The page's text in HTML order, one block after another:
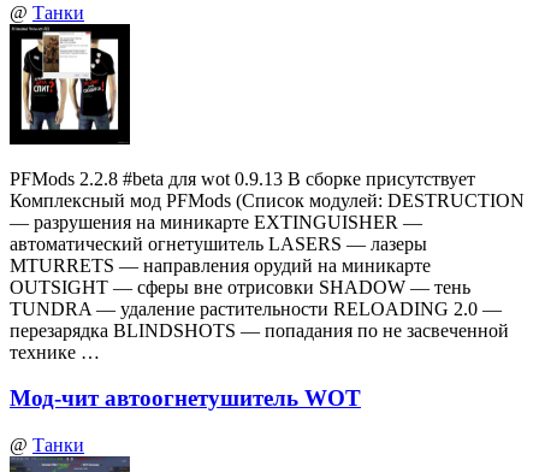
@ Танки
PFMods 2.2.8 #beta для wot 0.9.13 В сборке присутствует
Комплексный мод PFMods (Список модулей: DESTRUCTION
— разрушения на миникарте EXTINGUISHER —
автоматический огнетушитель LASERS — лазеры
MTURRETS — направления орудий на миникарте
OUTSIGHT — сферы вне отрисовки SHADOW — тень
TUNDRA — удаление растительности RELOADING 2.0 —
перезарядка BLINDSHOTS — попадания по не засвеченной
технике …
Мод-чит автоогнетушитель WOT
@ Танки